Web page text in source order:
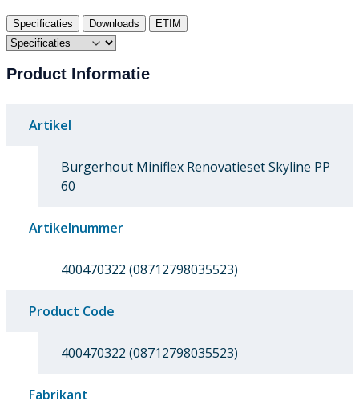
Specificaties Downloads ETIM
Product Informatie
Artikel
Burgerhout Miniflex Renovatieset Skyline PP
60
Artikelnummer
400470322 (08712798035523)
Product Code
400470322 (08712798035523)
Fabrikant